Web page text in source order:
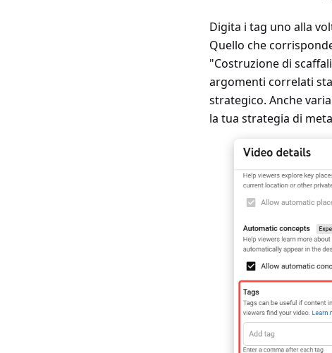
Digita i tag uno alla
Quello che
"Costruzione di
argomenti correlati
strategico. Anche
la tua strategia di